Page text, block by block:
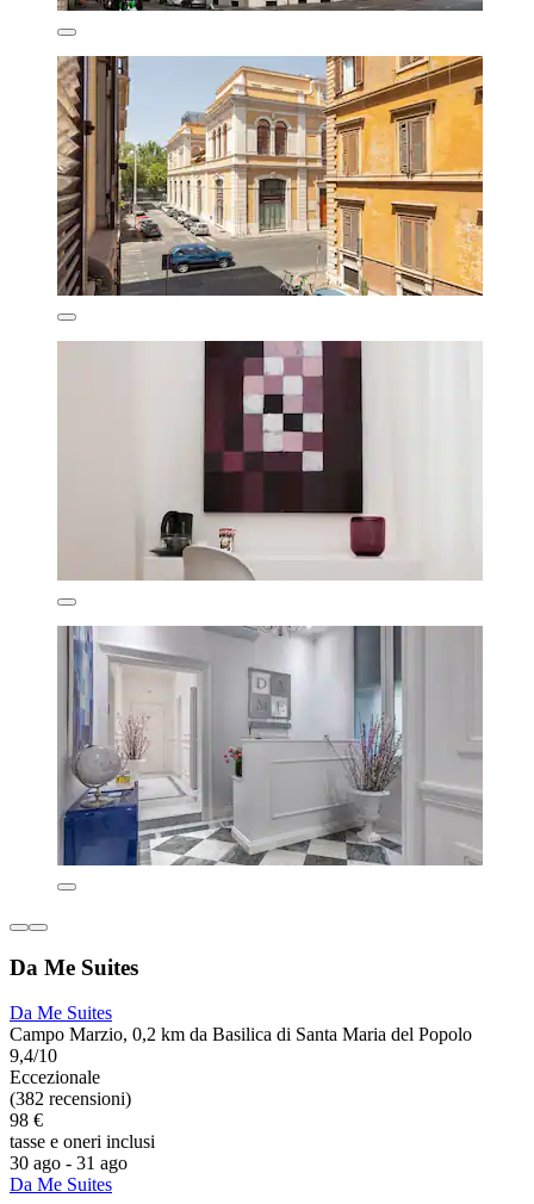
Da Me Suites
Da Me Suites
Campo Marzio, 0,2 km da Basilica di Santa Maria del Popolo
9,4/10
Eccezionale
(382 recensioni)
98 €
tasse e oneri inclusi
30 ago - 31 ago
Da Me Suites